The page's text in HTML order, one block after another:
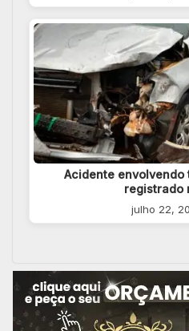
Acidente envolvendo
registrado
julho 22,